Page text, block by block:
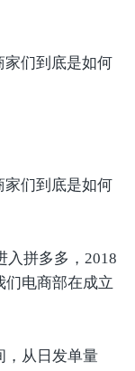
入拼多多，2018
们电商部在成立
，从日发单量